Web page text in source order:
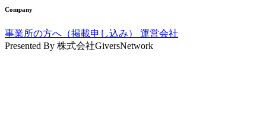
Company
事業所の方へ（掲載申し込み） 運営会社
Presented By 株式会社GiversNetwork